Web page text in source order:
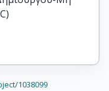
1038099